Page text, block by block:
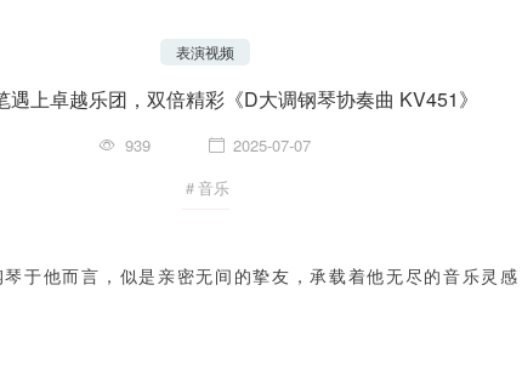
表演视频
遇上卓越乐团，双倍精彩《D大调钢琴协奏曲 KV451》
939
2025-07-07
＃音乐
于他而言，似是亲密无间的挚友，承载着他无尽的音乐灵